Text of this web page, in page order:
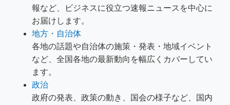
報など、ビジネスに役立つ速報ニュースを中心に
お届けします。
地方・自治体
各地の話題や自治体の施策・発表・地域イベント
など、全国各地の最新動向を幅広くカバーしてい
ます。
政治
政府の発表、政策の動き、国会の様子など、国内